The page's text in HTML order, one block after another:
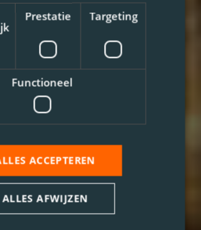
Prestatie Targeting
Functioneel
ACCEPTEREN
ALLES AFWIJZEN